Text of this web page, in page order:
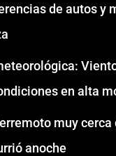
de autos y
en alta
muy cerca
anoche